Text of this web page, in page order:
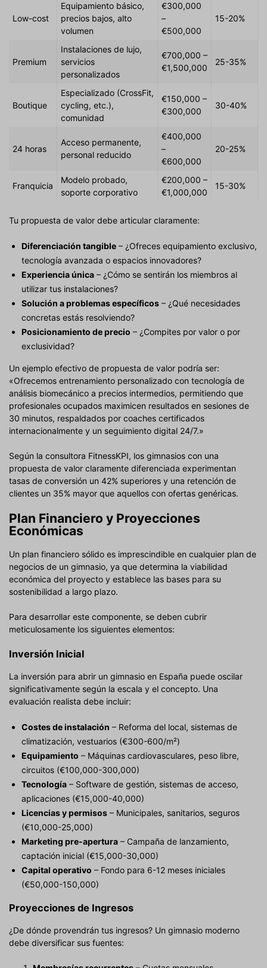
Low-cost
Equipamiento básico,
precios bajos, alto
volumen
€300,000
–
€500,000
15-20%
Premium
Instalaciones de lujo,
servicios
personalizados
€700,000 –
€1,500,000
25-35%
Boutique
Especializado (CrossFit,
cycling, etc.),
comunidad
€150,000 –
€300,000
30-40%
24 horas
Acceso permanente,
personal reducido
€400,000
–
€600,000
20-25%
Franquicia
Modelo probado,
soporte corporativo
€200,000 –
€1,000,000
15-30%
Tu propuesta de valor debe articular claramente:
Diferenciación tangible – ¿Ofreces equipamiento exclusivo,
tecnología avanzada o espacios innovadores?
Experiencia única – ¿Cómo se sentirán los miembros al
utilizar tus instalaciones?
Solución a problemas específicos – ¿Qué necesidades
concretas estás resolviendo?
Posicionamiento de precio – ¿Compites por valor o por
exclusividad?
Un ejemplo efectivo de propuesta de valor podría ser:
«Ofrecemos entrenamiento personalizado con tecnología de
análisis biomecánico a precios intermedios, permitiendo que
profesionales ocupados maximicen resultados en sesiones de
30 minutos, respaldados por coaches certificados
internacionalmente y un seguimiento digital 24/7.»
Según la consultora FitnessKPI, los gimnasios con una
propuesta de valor claramente diferenciada experimentan
tasas de conversión un 42% superiores y una retención de
clientes un 35% mayor que aquellos con ofertas genéricas.
Plan Financiero y Proyecciones
Económicas
Un plan financiero sólido es imprescindible en cualquier plan de
negocios de un gimnasio, ya que determina la viabilidad
económica del proyecto y establece las bases para su
sostenibilidad a largo plazo.
Para desarrollar este componente, se deben cubrir
meticulosamente los siguientes elementos:
Inversión Inicial
La inversión para abrir un gimnasio en España puede oscilar
significativamente según la escala y el concepto. Una
evaluación realista debe incluir:
Costes de instalación – Reforma del local, sistemas de
climatización, vestuarios (€300-600/m²)
Equipamiento – Máquinas cardiovasculares, peso libre,
circuitos (€100,000-300,000)
Tecnología – Software de gestión, sistemas de acceso,
aplicaciones (€15,000-40,000)
Licencias y permisos – Municipales, sanitarios, seguros
(€10,000-25,000)
Marketing pre-apertura – Campaña de lanzamiento,
captación inicial (€15,000-30,000)
Capital operativo – Fondo para 6-12 meses iniciales
(€50,000-150,000)
Proyecciones de Ingresos
¿De dónde provendrán tus ingresos? Un gimnasio moderno
debe diversificar sus fuentes: